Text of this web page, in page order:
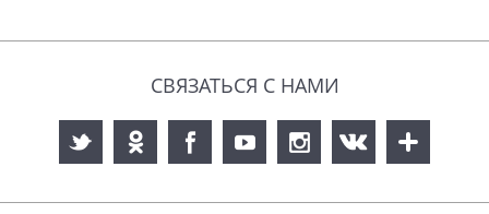
СВЯЗАТЬСЯ С НАМИ